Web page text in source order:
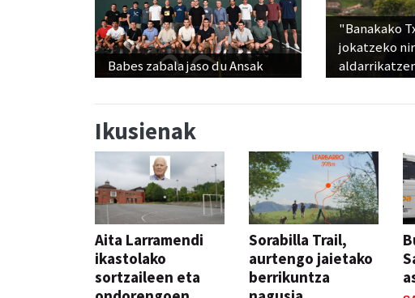
Babes zabala jaso du Ansak
"Banakako
jokatzeko
Ikusienak
Aita Larramendi
ikastolako
sortzaileen eta
Sorabilla Trail,
aurtengo jaietako
berrikuntza